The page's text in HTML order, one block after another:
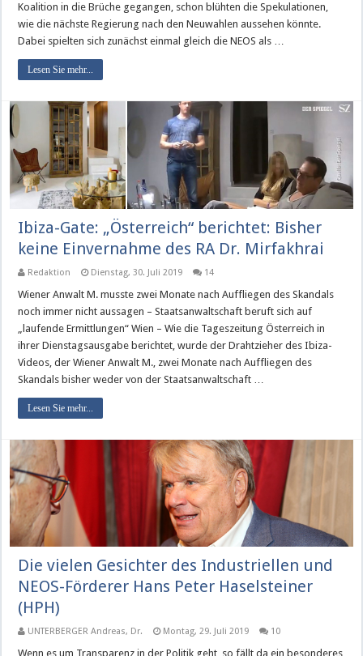
Koalition in die Brüche gegangen, schon blühten die Spekulationen,
wie die nächste Regierung nach den Neuwahlen aussehen könnte.
Dabei spielten sich zunächst einmal gleich die NEOS als …
Lesen Sie mehr...
Ibiza-Gate: „Österreich“ berichtet: Bisher
keine Einvernahme des RA Dr. Mirfakhrai
Redaktion Dienstag, 30. Juli 2019 14
Wiener Anwalt M. musste zwei Monate nach Auffliegen des Skandals
noch immer nicht aussagen – Staatsanwaltschaft beruft sich auf
„laufende Ermittlungen“ Wien – Wie die Tageszeitung Österreich in
ihrer Dienstagsausgabe berichtet, wurde der Drahtzieher des Ibiza-
Videos, der Wiener Anwalt M., zwei Monate nach Auffliegen des
Skandals bisher weder von der Staatsanwaltschaft …
Lesen Sie mehr...
Die vielen Gesichter des Industriellen und
NEOS-Förderer Hans Peter Haselsteiner
(HPH)
UNTERBERGER Andreas, Dr. Montag, 29. Juli 2019 10
Wenn es um Transparenz in der Politik geht, so fällt da ein besonderes